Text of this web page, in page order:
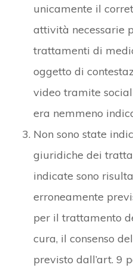
unicamente il
attività necessarie
trattamenti di
oggetto di
video tramite
era nemmeno
Non sono state
giuridiche dei
indicate sono
erroneamente
per il trattamento
cura, il consenso
previsto dall’art. 9